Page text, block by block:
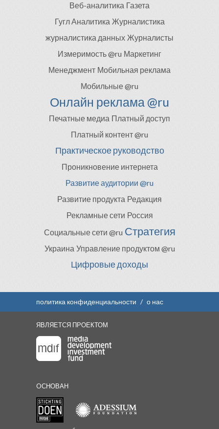
Веб-аналитика Газета
Гугл Аналитика Журналистика
журналистика данных Журналисты
Измеримость @ru Маркетинг
Менеджмент Мобильная реклама
Мобильные @ru
Онлайн реклама @ru
Печатные медиа Платный доступ
Платный контент @ru
Практическое руководство
Проникновение интернета
Развитие аудитории @ru
Развитие продукта Редакция
Рекламные сети Россия
Социальные сети @ru Стратегия
Украина Управление продуктом @ru
Цифровые доходы
политика конфиденциальности / о нас
ЯВЛЯЕТСЯ ПРОЕКТОМ
OСНОВАН